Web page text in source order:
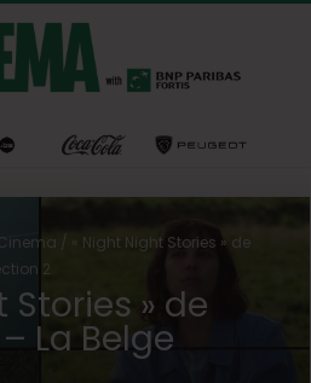
/ « Night Night Stories » de
2
Stories » de
La Belge